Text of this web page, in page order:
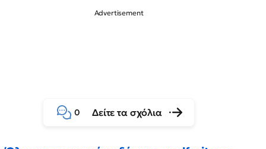
0 Δείτε τα σχόλια